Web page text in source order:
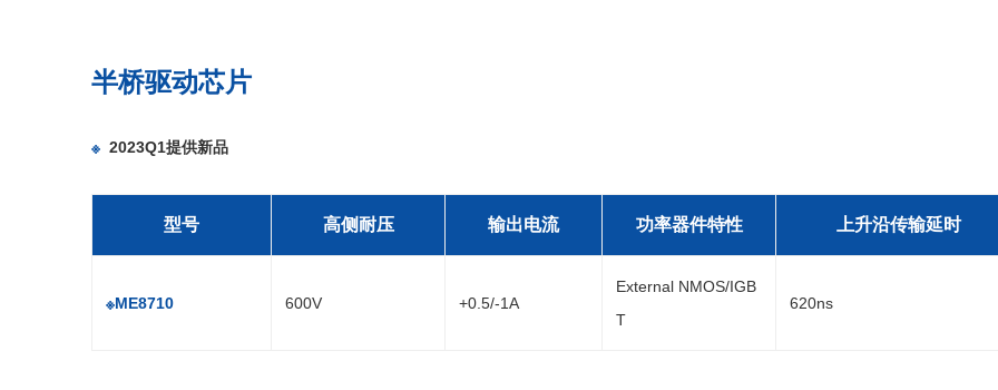
半桥驱动芯片
※ 2023Q1提供新品
型号 高侧耐压 输出电流 功率器件特性 上升沿传输延时
※ME8710 600V +0.5/-1A
External NMOS/IGB
T
620ns